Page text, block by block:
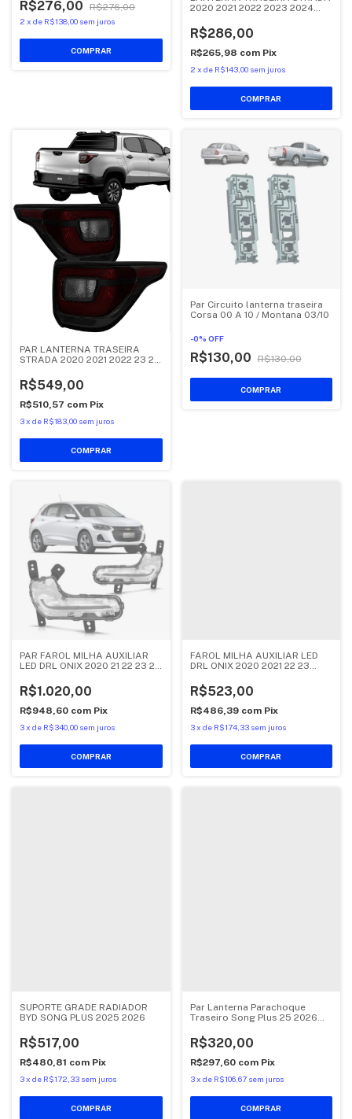
R$276,00 R$276,00
2 x de R$138,00 sem juros
2020 2021 2022 2023 2024
R$286,00
R$265,98 com Pix
2 x de R$143,00 sem juros
COMPRAR
PAR LANTERNA TRASEIRA
STRADA 2020 2021 2022 23 24
R$549,00
R$510,57 com Pix
3x de R$183,00 sem juros
Par Circuito lanterna traseira
Corsa 00 A 10 / Montana 03/10
-0% OFF
R$130,00 R$130,00
PAR FAROL MILHA AUXILIAR
LED DRL ONIX 2020 21 22 23 24
R$1.020,00
R$948,60 com Pix
3x de R$340,00 sem juros
FAROL MILHA AUXILIAR LED
DRL ONIX 2020 2021 22 23
R$523,00
R$486,39 com Pix
3 x de R$174,33 sem juros
COMPRAR
SUPORTE GRADE RADIADOR
BYD SONG PLUS 2025 2026
R$517,00
R$480,81 com Pix
3x de R$172,33 sem juros
Par Lanterna Parachoque
Traseiro Song Plus 25 2026
R$320,00
R$297,60 com Pix
3 x de R$106,67 sem juros